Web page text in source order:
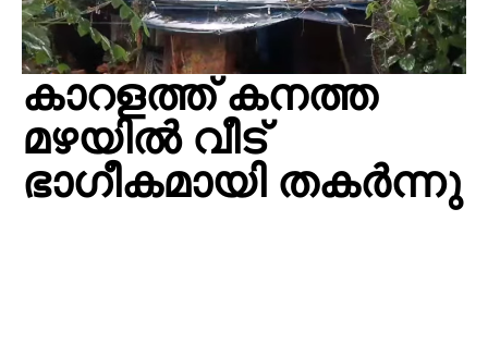
കാറളത്ത് കനത്ത
മഴയിൽ വീട്
ഭാഗീകമായി തകർന്നു